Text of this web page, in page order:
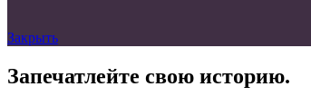
Закрыть
Запечатлейте свою историю.